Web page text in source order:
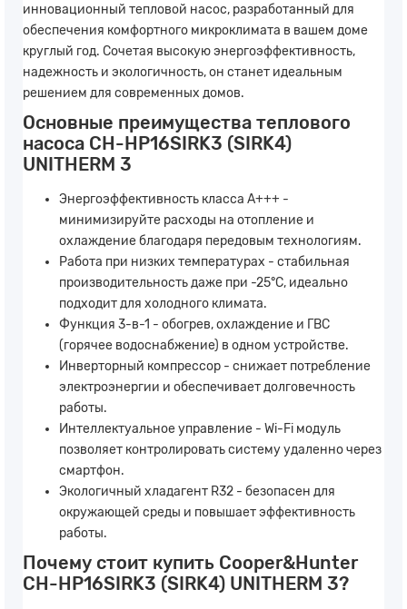
инновационный тепловой насос, разработанный для
обеспечения комфортного микроклимата в вашем доме
круглый год. Сочетая высокую энергоэффективность,
надежность и экологичность, он станет идеальным
решением для современных домов.
Основные преимущества теплового
насоса CH-HP16SIRK3 (SIRK4)
UNITHERM 3
Энергоэффективность класса A+++ -
минимизируйте расходы на отопление и
охлаждение благодаря передовым технологиям.
Работа при низких температурах - стабильная
производительность даже при -25°C, идеально
подходит для холодного климата.
Функция 3-в-1 - обогрев, охлаждение и ГВС
(горячее водоснабжение) в одном устройстве.
Инверторный компрессор - снижает потребление
электроэнергии и обеспечивает долговечность
работы.
Интеллектуальное управление - Wi-Fi модуль
позволяет контролировать систему удаленно через
смартфон.
Экологичный хладагент R32 - безопасен для
окружающей среды и повышает эффективность
работы.
Почему стоит купить Cooper&Hunter
CH-HP16SIRK3 (SIRK4) UNITHERM 3?